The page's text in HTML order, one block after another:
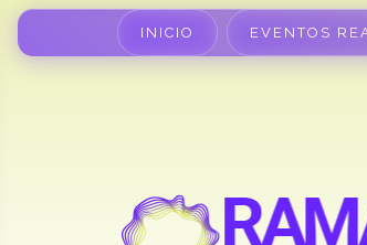
INICIO EVENTOS